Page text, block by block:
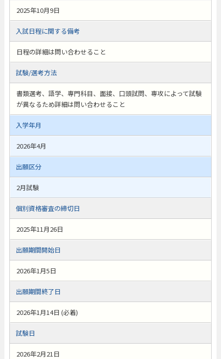
2025年10月9日
入試日程に関する備考
日程の詳細は問い合わせること
試験/選考方法
書類選考、語学、専門科目、面接、口頭試問、専攻によって試験
が異なるため詳細は問い合わせること
入学年月
2026年4月
出願区分
2月試験
個別資格審査の締切日
2025年11月26日
出願期間開始日
2026年1月5日
出願期間終了日
2026年1月14日 (必着)
試験日
2026年2月21日